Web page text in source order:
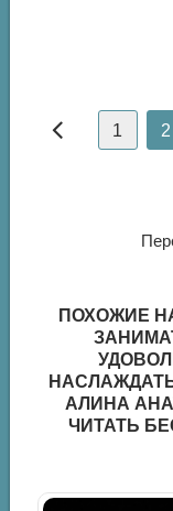
1 2
ПОХОЖИЕ
АЛИНА
ЧИТАТЬ